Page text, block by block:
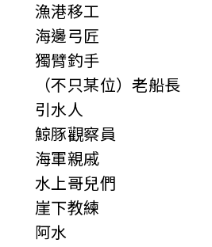
漁港移工
海邊弓匠
獨臂釣手
（不只某位）老船長
引水人
鯨豚觀察員
海軍親戚
水上哥兒們
崖下教練
阿水